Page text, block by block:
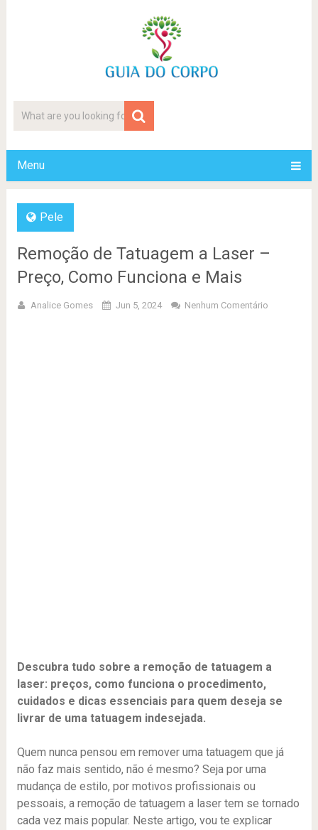
Menu
Pele
Remoção de Tatuagem a Laser –
Preço, Como Funciona e Mais
Analice Gomes Jun 5, 2024 Nenhum Comentário
Descubra tudo sobre a remoção de tatuagem a
laser: preços, como funciona o procedimento,
cuidados e dicas essenciais para quem deseja se
livrar de uma tatuagem indesejada.
Quem nunca pensou em remover uma tatuagem que já
não faz mais sentido, não é mesmo? Seja por uma
mudança de estilo, por motivos profissionais ou
pessoais, a remoção de tatuagem a laser tem se tornado
cada vez mais popular. Neste artigo, vou te explicar